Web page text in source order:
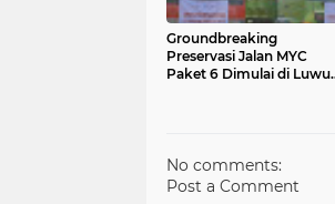
Groundbreaking
Preservasi Jalan MYC
Paket 6 Dimulai di Luwu,
No comments:
Post a Comment